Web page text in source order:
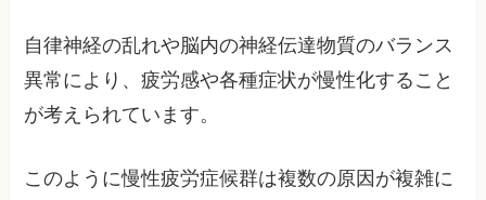
自律神経の乱れや脳内の神経伝達物質のバランス
異常により、疲労感や各種症状が慢性化すること
が考えられています。
このように慢性疲労症候群は複数の原因が複雑に